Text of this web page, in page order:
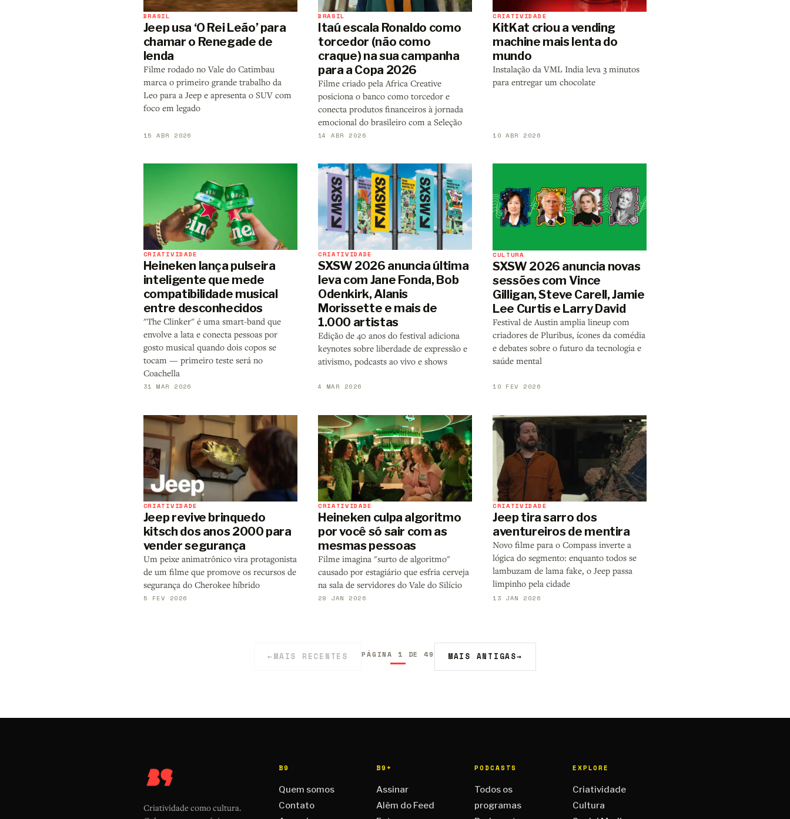
BRASIL
Jeep usa ‘O Rei Leão’ para
chamar o Renegade de
lenda
Filme rodado no Vale do Catimbau
marca o primeiro grande trabalho da
Leo para a Jeep e apresenta o SUV com
foco em legado
15 ABR 2026
BRASIL
Itaú escala Ronaldo como
torcedor (não como
craque) na sua campanha
para a Copa 2026
Filme criado pela Africa Creative
posiciona o banco como torcedor e
conecta produtos financeiros à jornada
emocional do brasileiro com a Seleção
14 ABR 2026
CRIATIVIDADE
KitKat criou a vending
machine mais lenta do
mundo
Instalação da VML India leva 3 minutos
para entregar um chocolate
10 ABR 2026
CRIATIVIDADE
Heineken lança pulseira
inteligente que mede
compatibilidade musical
entre desconhecidos
"The Clinker" é uma smart-band que
envolve a lata e conecta pessoas por
gosto musical quando dois copos se
tocam — primeiro teste será no
Coachella
31 MAR 2026
CRIATIVIDADE
SXSW 2026 anuncia última
leva com Jane Fonda, Bob
Odenkirk, Alanis
Morissette e mais de
1.000 artistas
Edição de 40 anos do festival adiciona
keynotes sobre liberdade de expressão e
ativismo, podcasts ao vivo e shows
4 MAR 2026
CULTURA
SXSW 2026 anuncia novas
sessões com Vince
Gilligan, Steve Carell, Jamie
Lee Curtis e Larry David
Festival de Austin amplia lineup com
criadores de Pluribus, ícones da comédia
e debates sobre o futuro da tecnologia e
saúde mental
10 FEV 2026
CRIATIVIDADE
Jeep revive brinquedo
kitsch dos anos 2000 para
vender segurança
Um peixe animatrônico vira protagonista
de um filme que promove os recursos de
segurança do Cherokee híbrido
5 FEV 2026
CRIATIVIDADE
Heineken culpa algoritmo
por você só sair com as
mesmas pessoas
Filme imagina "surto de algoritmo"
causado por estagiário que esfria cerveja
na sala de servidores do Vale do Silício
28 JAN 2026
CRIATIVIDADE
Jeep tira sarro dos
aventureiros de mentira
Novo filme para o Compass inverte a
lógica do segmento: enquanto todos se
lambuzam de lama fake, o Jeep passa
limpinho pela cidade
13 JAN 2026
←MAIS RECENTES PÁGINA 1 DE 49 MAIS ANTIGAS→
Criatividade como cultura.
B9
Quem somos
Contato
B9+
Assinar
Além do Feed
PODCASTS
Todos os
programas
EXPLORE
Criatividade
Cultura